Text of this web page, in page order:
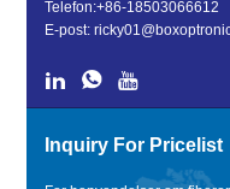
Telefon:+86-18503066612
E-post:
Inquiry For Pricelist